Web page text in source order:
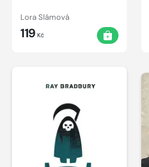
Lora Slámová
119 Kč